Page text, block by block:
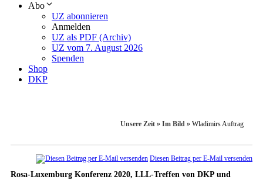
Abo
UZ abonnieren
Anmelden
UZ als PDF (Archiv)
UZ vom 7. August 2026
Spenden
Shop
DKP
Unsere Zeit » Im Bild » Wladimirs Auftrag
Diesen Beitrag per E-Mail versenden
Rosa-Luxemburg Konferenz 2020, LLL-Treffen von DKP und